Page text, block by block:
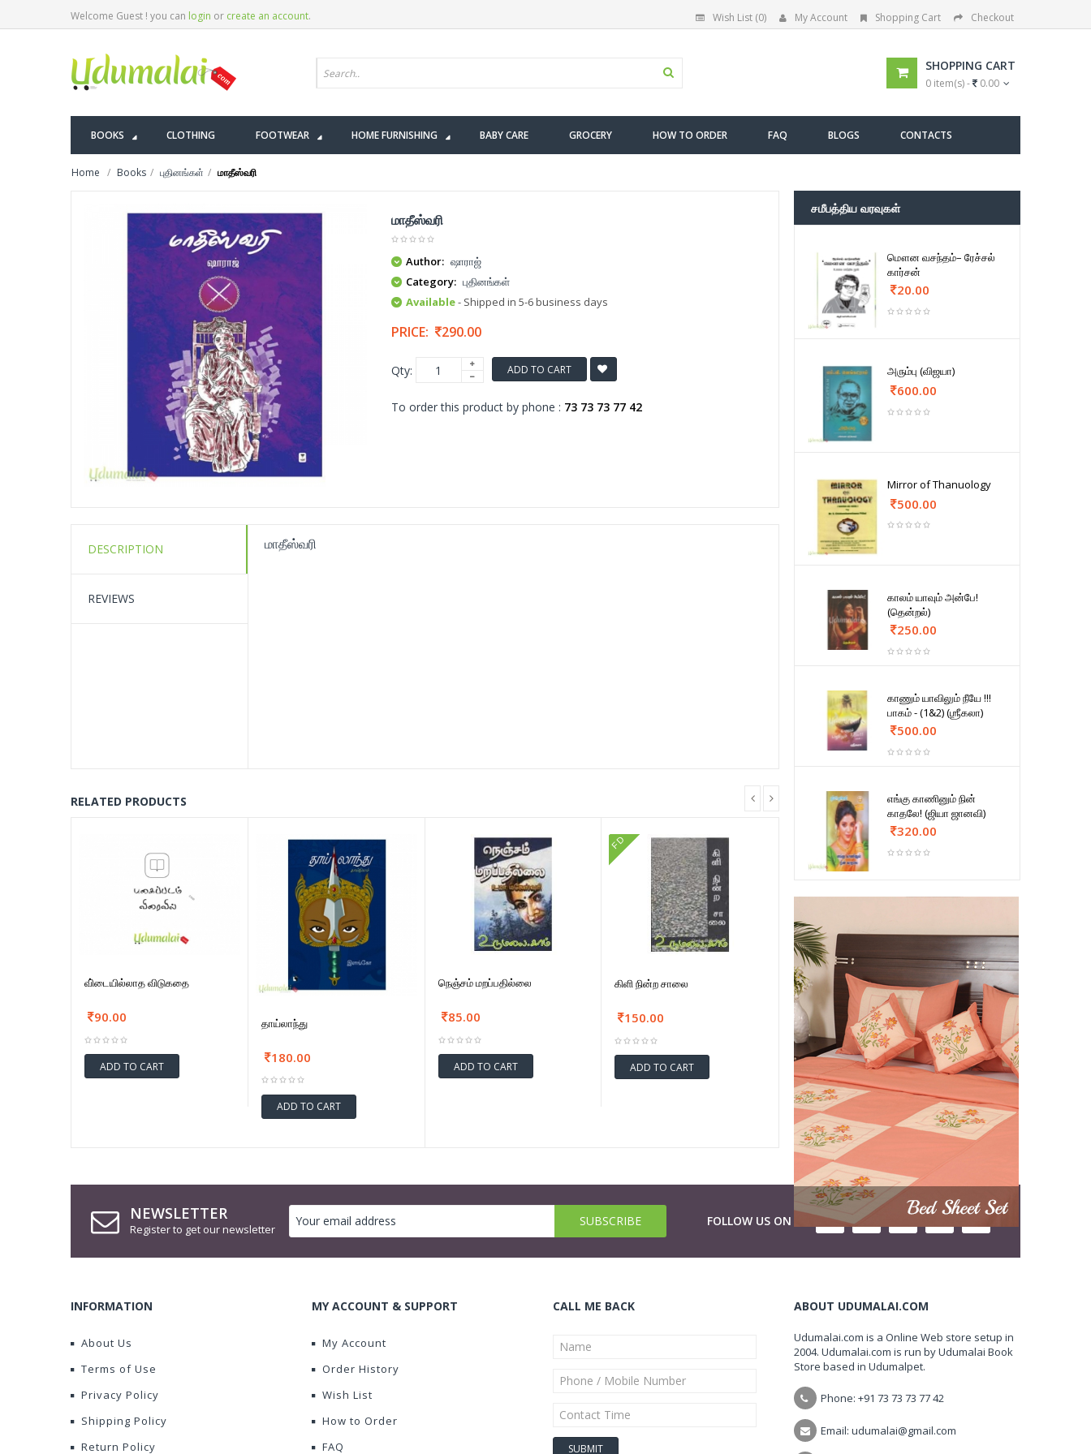
Welcome Guest ! you can login or create an account. Wish List (0) My Account Shopping Cart Checkout
SHOPPING CART
0 item(s) - 0.00
BOOKS CLOTHING FOOTWEAR HOME FURNISHING BABY CARE GROCERY HOW TO ORDER FAQ BLOGS CONTACTS
Home Books புதினங்கள் மாதீஸ்வரி
மாதீஸ்வரி
Author: ஷாராஜ்
Category: புதினங்கள்
Available- Shipped in 5-6 business days
PRICE: 290.00
Qty: ADD TO CART
To order this product by phone : 73 73 73 77 42
DESCRIPTION
REVIEWS
மாதீஸ்வரி
RELATED PRODUCTS
வி்டையில்லாத விடுகதை
90.00
ADD TO CART
தாய்லாந்து
180.00
ADD TO CART
நெஞ்சம் மறப்பதில்லை
85.00
ADD TO CART
FD
கிளி நின்ற சாலை
150.00
ADD TO CART
சமீபத்திய வரவுகள்
மௌன வசந்தம்– ரேச்சல்
கார்சன்
20.00
அரும்பு (விஜயா)
600.00
Mirror of Thanuology
500.00
காலம் யாவும் அன்பே!
(தென்றல்)
250.00
காணும் யாவிலும் நீயே !!!
பாகம் - (1&2) (ஶ்ரீகலா)
500.00
எங்கு காணினும் நின்
காதலே! (ஜியா ஜானவி)
320.00
NEWSLETTER
Register to get our newsletter
FOLLOW US ON
INFORMATION
About Us
Terms of Use
Privacy Policy
Shipping Policy
Return Policy
MY ACCOUNT & SUPPORT
My Account
Order History
Wish List
How to Order
FAQ
CALL ME BACK ABOUT UDUMALAI.COM
Udumalai.com is a Online Web store setup in
2004. Udumalai.com is run by Udumalai Book
Store based in Udumalpet.
Phone: +91 73 73 73 77 42
Email: udumalai@gmail.com